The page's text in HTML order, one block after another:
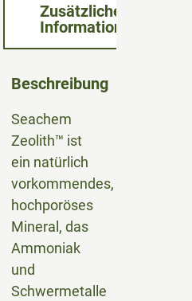
Zusätzliche
Informationen
Beschreibung
Seachem
Zeolith™ ist
ein natürlich
vorkommendes,
hochporöses
Mineral, das
Ammoniak
und
Schwermetalle